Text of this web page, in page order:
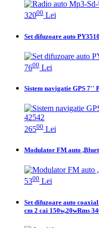
32000 Lei
Set difuzoare auto
7600 Lei
Sistem navigatie GPS 7''
26500 Lei
Modulator FM auto
5300 Lei
Set difuzoare auto
cm 2 cai 150w,20wRms